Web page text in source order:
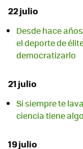
22 julio
Desde hace
el deporte de
democratizarlo
21 julio
Si siempre te
ciencia tiene
19 julio